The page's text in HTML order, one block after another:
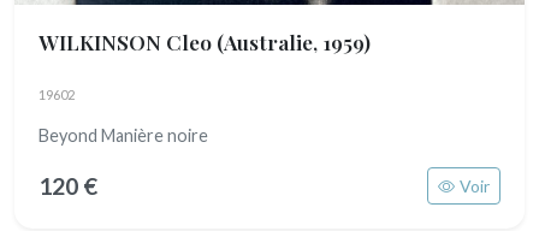
WILKINSON Cleo (Australie, 1959)
19602
Beyond Manière noire
120 € Voir